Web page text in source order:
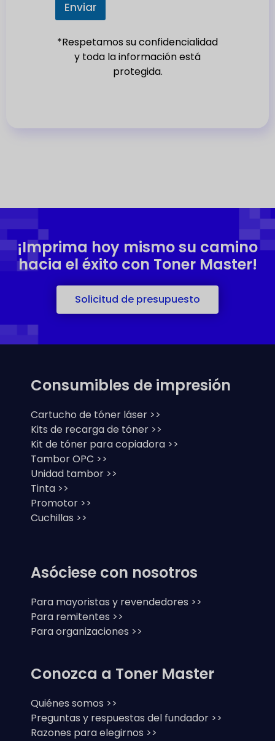
e
s
1
Enviar
*Respetamos su confidencialidad
y toda la información está
protegida.
¡Imprima hoy mismo su camino
hacia el éxito con Toner Master!
Solicitud de presupuesto
Consumibles de impresión
Cartucho de tóner láser >>
Kits de recarga de tóner >>
Kit de tóner para copiadora >>
Tambor OPC >>
Unidad tambor >>
Tinta >>
Promotor >>
Cuchillas >>
Asóciese con nosotros
Para mayoristas y revendedores >>
Para remitentes >>
Para organizaciones >>
Conozca a Toner Master
Quiénes somos >>
Preguntas y respuestas del fundador >>
Razones para elegirnos >>